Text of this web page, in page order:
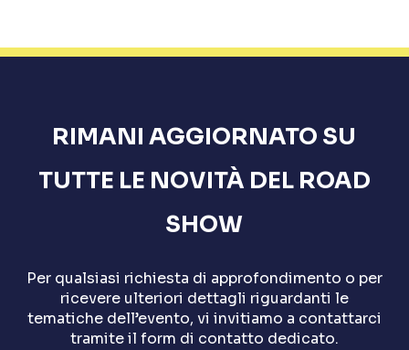
RIMANI AGGIORNATO SU
TUTTE LE NOVITÀ DEL ROAD
SHOW
Per qualsiasi richiesta di approfondimento o per
ricevere ulteriori dettagli riguardanti le
tematiche dell’evento, vi invitiamo a contattarci
tramite il form di contatto dedicato.